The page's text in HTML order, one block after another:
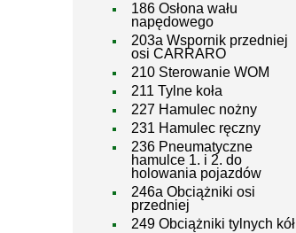
186 Osłona wału
napędowego
203a Wspornik przedniej
osi CARRARO
210 Sterowanie WOM
211 Tylne koła
227 Hamulec nożny
231 Hamulec ręczny
236 Pneumatyczne
hamulce 1. i 2. do
holowania pojazdów
246a Obciążniki osi
przedniej
249 Obciążniki tylnych kół